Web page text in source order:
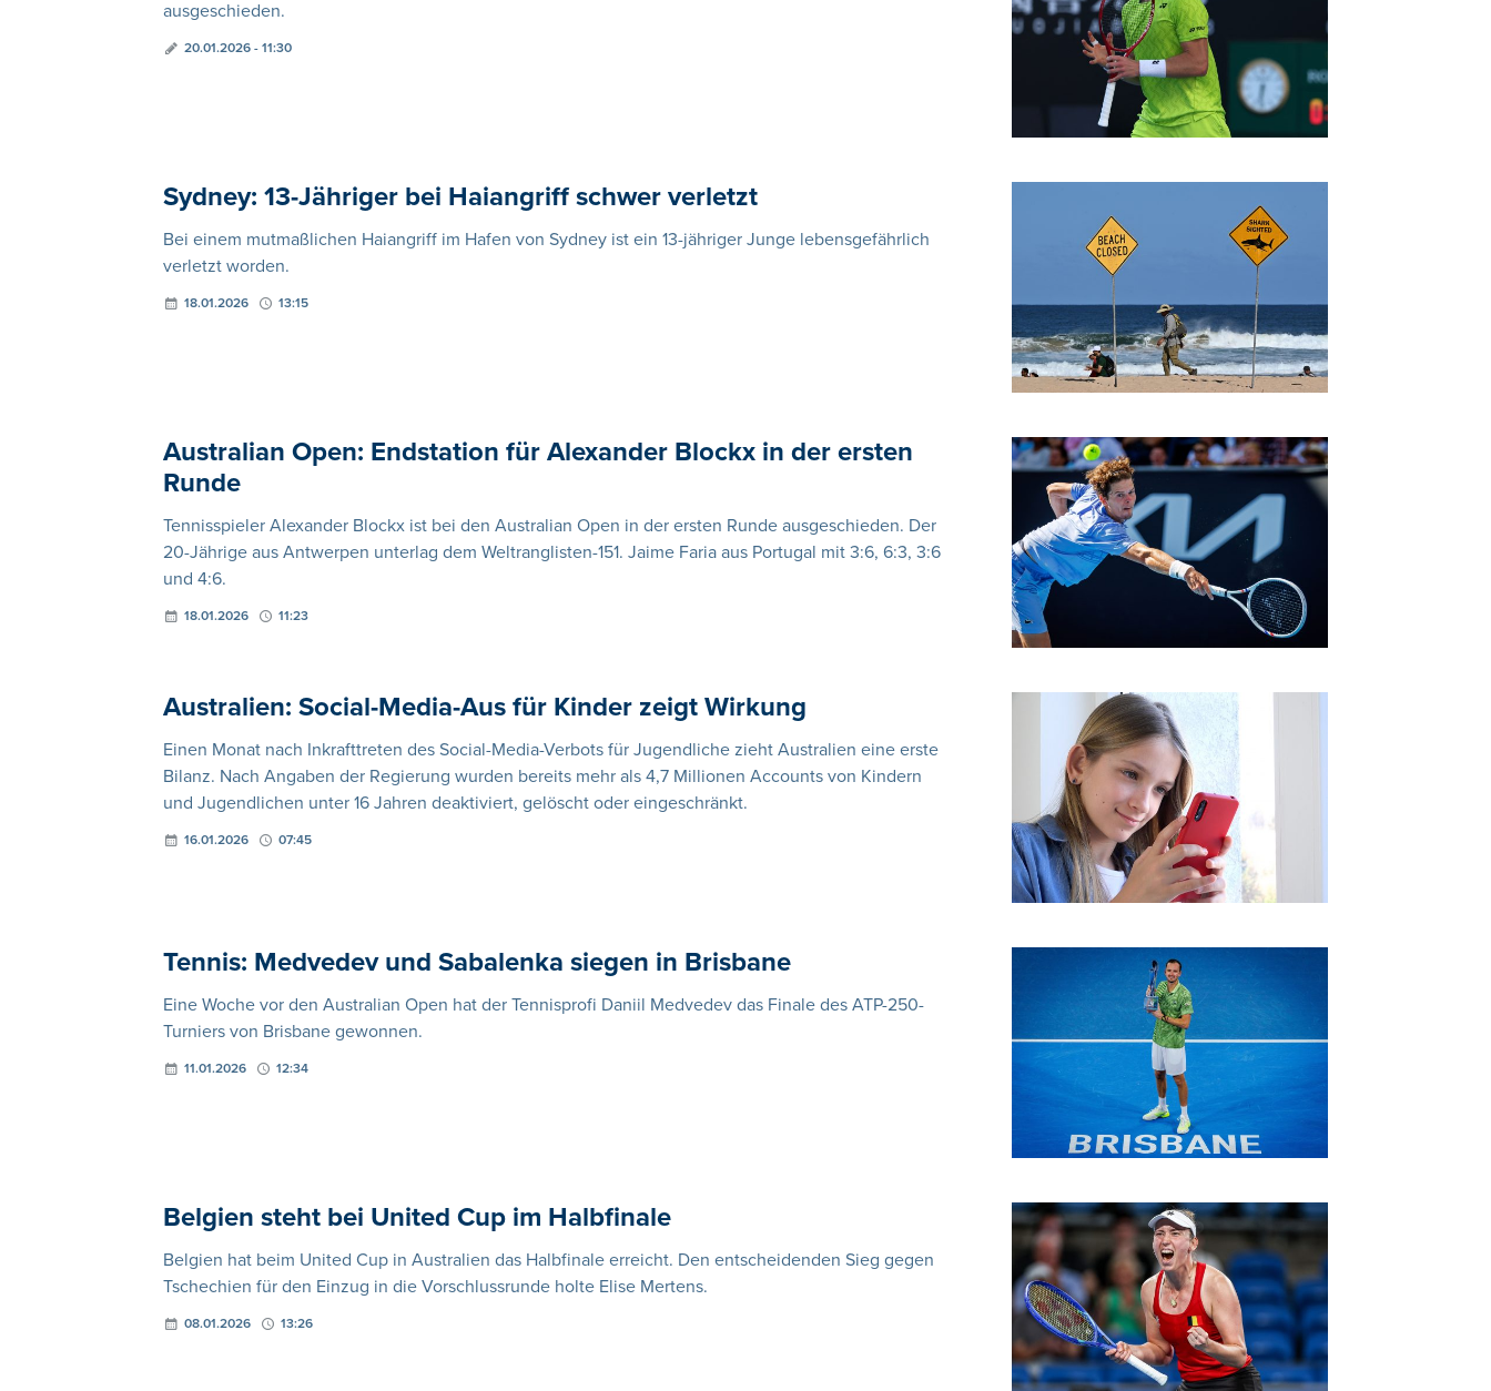
ausgeschieden.
20.01.2026 - 11:30
Sydney: 13-Jähriger bei Haiangriff schwer verletzt
Bei einem mutmaßlichen Haiangriff im Hafen von Sydney ist ein 13-jähriger Junge lebensgefährlich
verletzt worden.
18.01.2026 13:15
Australian Open: Endstation für Alexander Blockx in der ersten
Runde
Tennisspieler Alexander Blockx ist bei den Australian Open in der ersten Runde ausgeschieden. Der
20-Jährige aus Antwerpen unterlag dem Weltranglisten-151. Jaime Faria aus Portugal mit 3:6, 6:3, 3:6
und 4:6.
18.01.2026 11:23
Australien: Social-Media-Aus für Kinder zeigt Wirkung
Einen Monat nach Inkrafttreten des Social-Media-Verbots für Jugendliche zieht Australien eine erste
Bilanz. Nach Angaben der Regierung wurden bereits mehr als 4,7 Millionen Accounts von Kindern
und Jugendlichen unter 16 Jahren deaktiviert, gelöscht oder eingeschränkt.
16.01.2026 07:45
Tennis: Medvedev und Sabalenka siegen in Brisbane
Eine Woche vor den Australian Open hat der Tennisprofi Daniil Medvedev das Finale des ATP-250-
Turniers von Brisbane gewonnen.
11.01.2026 12:34
Belgien steht bei United Cup im Halbfinale
Belgien hat beim United Cup in Australien das Halbfinale erreicht. Den entscheidenden Sieg gegen
Tschechien für den Einzug in die Vorschlussrunde holte Elise Mertens.
08.01.2026 13:26